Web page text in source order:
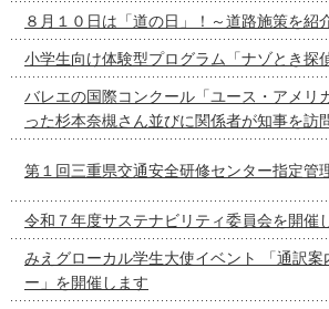
８月１０日は「道の日」！～道路施策を紹
小学生向け体験型プログラム「ナゾとき探
バレエの国際コンクール「ユース・アメリ
った杉本奈槻さん並びに関係者が知事を訪
第１回三重県交通安全研修センター指定管
令和７年度サステナビリティ委員会を開催
みえグローカル学生大使イベント 「通訳
ー」を開催します